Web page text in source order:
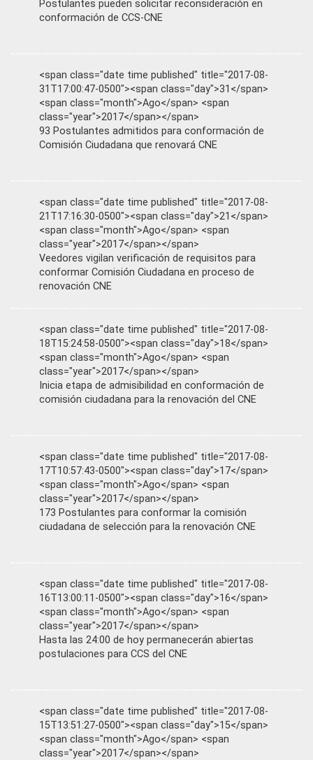
Postulantes pueden solicitar reconsideración en
conformación de CCS-CNE
<span class="date time published" title="2017-08-
31T17:00:47-0500"><span class="day">31</span>
<span class="month">Ago</span> <span
class="year">2017</span></span>
93 Postulantes admitidos para conformación de
Comisión Ciudadana que renovará CNE
<span class="date time published" title="2017-08-
21T17:16:30-0500"><span class="day">21</span>
<span class="month">Ago</span> <span
class="year">2017</span></span>
Veedores vigilan verificación de requisitos para
conformar Comisión Ciudadana en proceso de
renovación CNE
<span class="date time published" title="2017-08-
18T15:24:58-0500"><span class="day">18</span>
<span class="month">Ago</span> <span
class="year">2017</span></span>
Inicia etapa de admisibilidad en conformación de
comisión ciudadana para la renovación del CNE
<span class="date time published" title="2017-08-
17T10:57:43-0500"><span class="day">17</span>
<span class="month">Ago</span> <span
class="year">2017</span></span>
173 Postulantes para conformar la comisión
ciudadana de selección para la renovación CNE
<span class="date time published" title="2017-08-
16T13:00:11-0500"><span class="day">16</span>
<span class="month">Ago</span> <span
class="year">2017</span></span>
Hasta las 24:00 de hoy permanecerán abiertas
postulaciones para CCS del CNE
<span class="date time published" title="2017-08-
15T13:51:27-0500"><span class="day">15</span>
<span class="month">Ago</span> <span
class="year">2017</span></span>